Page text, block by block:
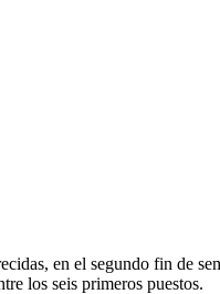
en el segundo fin de
los seis primeros puestos.